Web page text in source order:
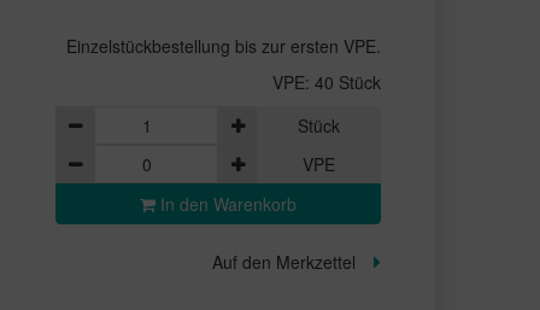
Einzelstückbestellung bis zur ersten VPE.
VPE: 40 Stück
Stück
VPE
In den Warenkorb
Auf den Merkzettel